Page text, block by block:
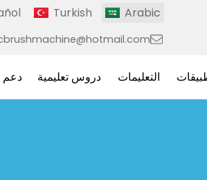
Turkish Arabic
التعليمات دروس تعليمية دعم